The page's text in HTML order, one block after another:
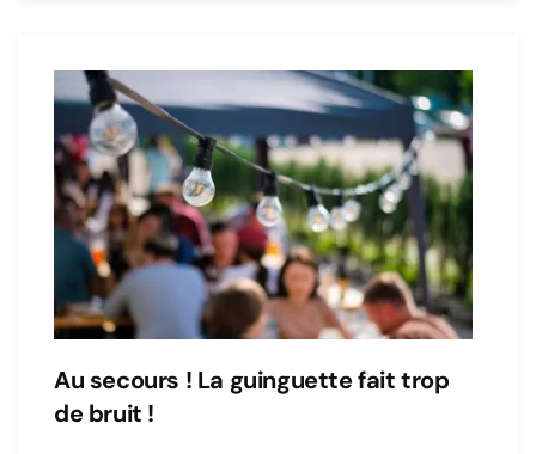
Au secours ! La guinguette fait trop
de bruit !